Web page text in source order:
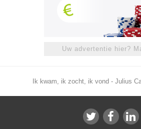
Uw advertentie hier?
Ik kwam, ik zocht, ik vond - Julius